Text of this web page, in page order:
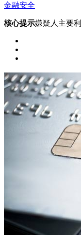
金融安全
核心提示嫌疑人主要